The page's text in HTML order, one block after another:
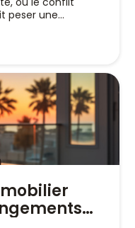
peser une...